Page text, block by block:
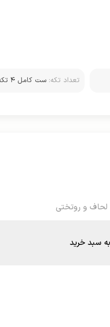
تعداد تکه:
لحاف و روتختی
سبد خرید